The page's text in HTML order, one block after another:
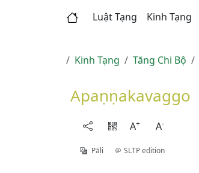
Luật Tạng Kinh Tạng
Kinh Tạng Tăng Chi Bộ
Apaṇṇakavaggo
A+ A-
Pāḷi SLTP edition